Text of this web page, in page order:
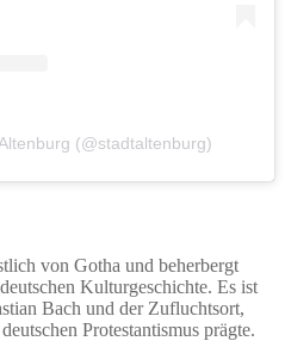
(@stadtaltenburg)
von Gotha und beherbergt
Kulturgeschichte. Es ist
Bach und der Zufluchtsort,
Protestantismus prägte.